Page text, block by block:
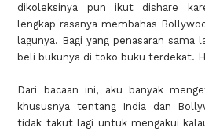
dikoleksinya pun ikut dishare
lengkap rasanya membahas
lagunya. Bagi yang penasaran sama
beli bukunya di toko buku terdekat.
Dari bacaan ini, aku banyak
khususnya tentang India dan
tidak takut lagi untuk mengakui